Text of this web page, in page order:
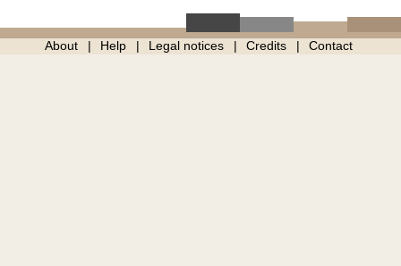
About Help Legal notices Credits Contact